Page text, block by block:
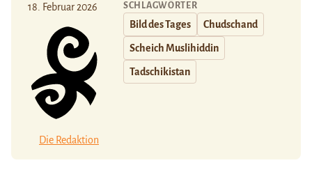
18. Februar 2026
Die Redaktion
SCHLAGWÖRTER
Bild des Tages Chudschand
Scheich Muslihiddin
Tadschikistan